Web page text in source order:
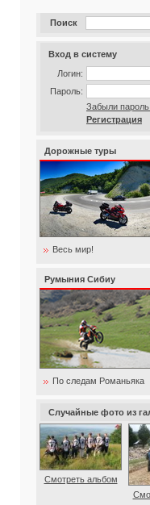
Поиск
Вход в систему
Логин:
Пароль:
Забыли
Регистрация
Дорожные туры
Весь мир!
Румыния Сибиу
По следам Романьяка
Случайные фото из
Смотреть альбом